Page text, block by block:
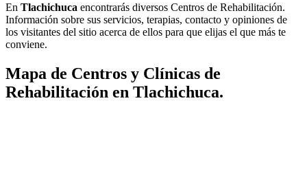
En Tlachichuca encontrarás diversos Centros de Rehabilitación.
Información sobre sus servicios, terapias, contacto y opiniones de
los visitantes del sitio acerca de ellos para que elijas el que más te
conviene.
Mapa de Centros y Clínicas de
Rehabilitación en Tlachichuca.